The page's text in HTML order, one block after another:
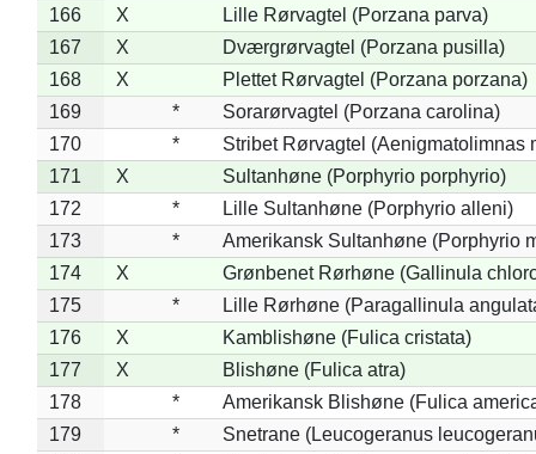
166
X
Lille Rørvagtel (Porzana parva)
167
X
Dværgrørvagtel (Porzana pusilla)
168
X
Plettet Rørvagtel (Porzana porzana)
169
*
Sorarørvagtel (Porzana carolina)
170
*
Stribet Rørvagtel (Aenigmatolimnas
171
X
Sultanhøne (Porphyrio porphyrio)
172
*
Lille Sultanhøne (Porphyrio alleni)
173
*
Amerikansk Sultanhøne (Porphyrio
174
X
Grønbenet Rørhøne (Gallinula
175
*
Lille Rørhøne (Paragallinula
176
X
Kamblishøne (Fulica cristata)
177
X
Blishøne (Fulica atra)
178
*
Amerikansk Blishøne (Fulica
179
*
Snetrane (Leucogeranus